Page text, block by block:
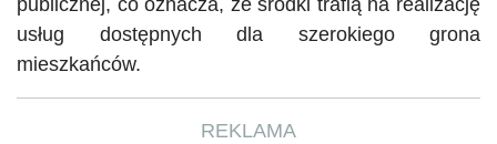
publicznej, co oznacza, że środki trafią na realizację
usług dostępnych dla szerokiego grona
mieszkańców.
REKLAMA